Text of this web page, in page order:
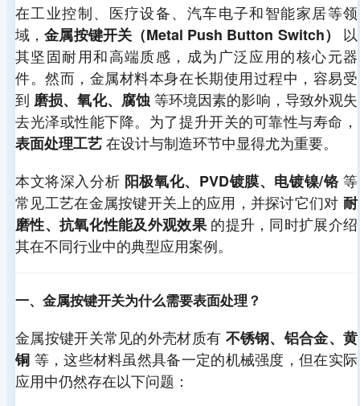
在工业控制、医疗设备、汽车电子和智能家居等领
域，金属按键开关（Metal Push Button Switch）
以
其坚固耐用和高端质感，成为广泛应用的核心元器
件。然而，金属材料本身在长期使用过程中，容易受
到 磨损、氧化、腐蚀等环境因素的影响，导致外观失
去光泽或性能下降。为了提升开关的可靠性与寿命，
表面处理工艺在设计与制造环节中显得尤为重要。
本文将深入分析 阳极氧化、PVD镀膜、电镀镍/铬 等
常见工艺在金属按键开关上的应用，并探讨它们对 耐
磨性、抗氧化性能及外观效果的提升，同时扩展介绍
其在不同行业中的典型应用案例。
一、金属按键开关为什么需要表面处理？
金属按键开关常见的外壳材质有 不锈钢、铝合金、黄
铜 等，这些材料虽然具备一定的机械强度，但在实际
应用中仍然存在以下问题：